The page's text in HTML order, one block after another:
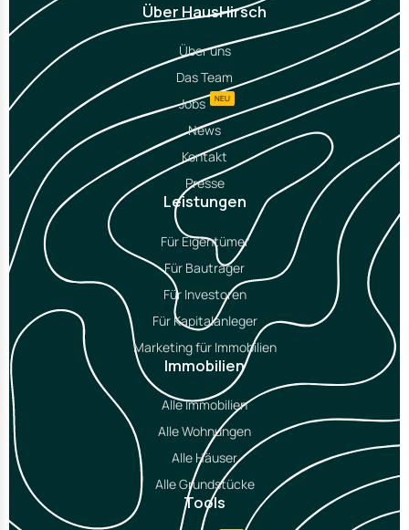
Über HausHirsch
Über uns
Das Team
Jobs
NEU
News
Kontakt
Presse
Leistungen
Für Eigentümer
Für Bauträger
Für Investoren
Für Kapitalanleger
Marketing für Immobilien
Immobilien
Alle Immobilien
Alle Wohnungen
Alle Häuser
Alle Grundstücke
Tools